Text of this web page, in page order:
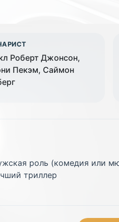
Роберт Джонсон,
Пекэм, Саймон
роль (комедия или
триллер